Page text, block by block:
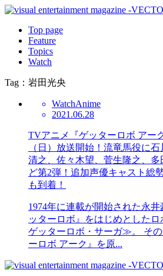
Top page
Feature
Topics
Watch
Tag：岩田光央
WatchAnime
2021.06.28
TVアニメ『ゲッターロボ アー
（日）放送開始！流竜馬役に
清之、佐々木望、菅生隆之、
ど第2弾！追加声優キャスト総
も到着！
1974年に連載が開始された永
ッターロボ』をはじめとした
ゲッターロボ・サーガ≫。 そ
ーロボ アーク』を原...